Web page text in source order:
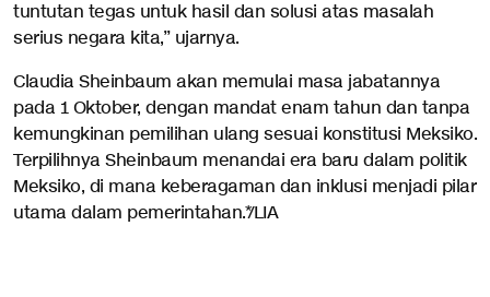
tuntutan tegas untuk hasil dan solusi atas masalah
serius negara kita,” ujarnya.
Claudia Sheinbaum akan memulai masa jabatannya
pada 1 Oktober, dengan mandat enam tahun dan tanpa
kemungkinan pemilihan ulang sesuai konstitusi Meksiko.
Terpilihnya Sheinbaum menandai era baru dalam politik
Meksiko, di mana keberagaman dan inklusi menjadi pilar
utama dalam pemerintahan.*/LIA